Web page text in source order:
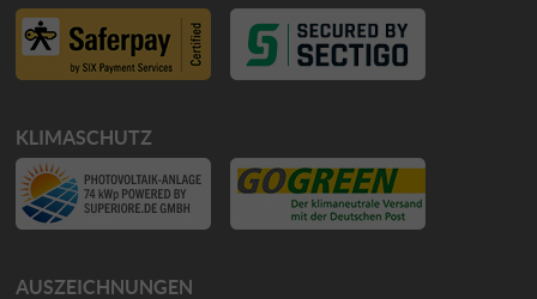
KLIMASCHUTZ
AUSZEICHNUNGEN